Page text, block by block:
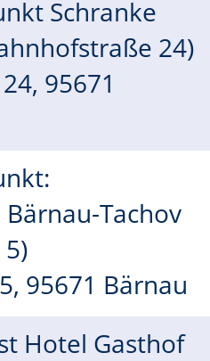
Schranke
24)
95671
Tachov
95671 Bärnau
Hotel Gasthof